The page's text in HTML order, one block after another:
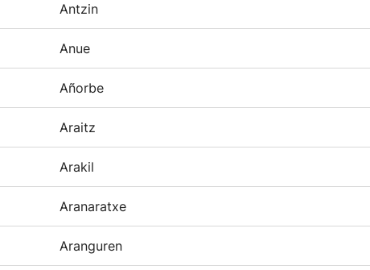
Antzin
Anue
Añorbe
Araitz
Arakil
Aranaratxe
Aranguren